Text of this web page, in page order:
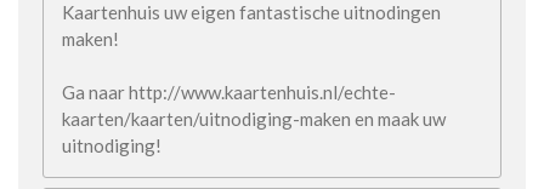
Kaartenhuis uw eigen fantastische uitnodingen
maken!
Ga naar http://www.kaartenhuis.nl/echte-
kaarten/kaarten/uitnodiging-maken en maak uw
uitnodiging!